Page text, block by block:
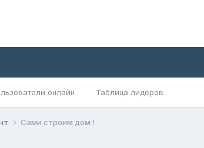
онлайн Таблица лидеров
Сами строим дом !